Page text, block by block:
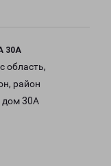
30А
область,
район
дом 30А